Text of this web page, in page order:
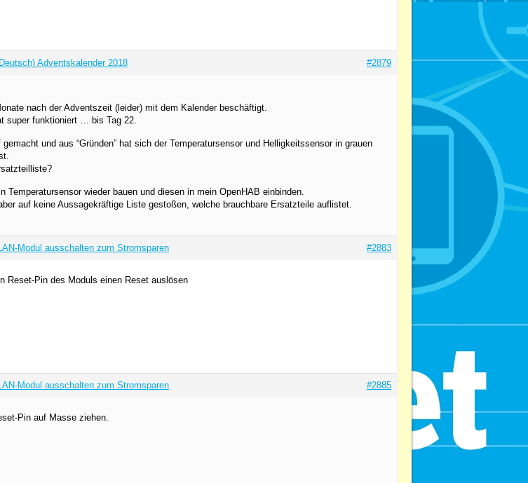
Adventskalender 2018 #2879
nach der Adventszeit (leider) mit dem Kalender beschäftigt.
super funktioniert … bis Tag 22.
gemacht und aus “Gründen” hat sich der Temperatursensor und Helligkeitssensor in grauen
Temperatursensor wieder bauen und diesen in mein OpenHAB einbinden.
auf keine Aussagekräftige Liste gestoßen, welche brauchbare Ersatzteile auflistet.
Modul ausschalten zum Stromsparen #2883
Reset-Pin des Moduls einen Reset auslösen
Modul ausschalten zum Stromsparen #2885
Pin auf Masse ziehen.